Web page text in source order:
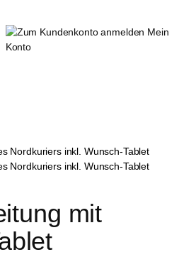
Mein
Konto
mit